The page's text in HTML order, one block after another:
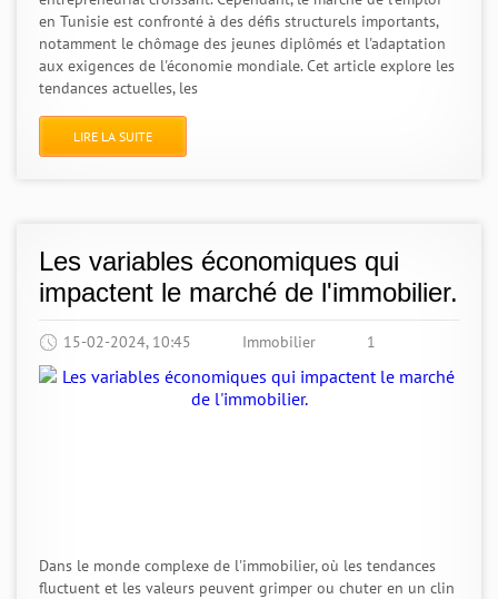
en Tunisie est confronté à des défis structurels importants,
notamment le chômage des jeunes diplômés et l'adaptation
aux exigences de l'économie mondiale. Cet article explore les
tendances actuelles, les
LIRE LA SUITE
Les variables économiques qui
impactent le marché de l'immobilier.
15-02-2024, 10:45 Immobilier 1
Dans le monde complexe de l'immobilier, où les tendances
fluctuent et les valeurs peuvent grimper ou chuter en un clin